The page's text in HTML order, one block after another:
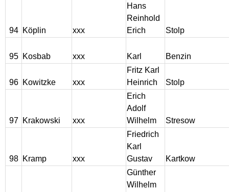
94 Köplin xxx
Hans
Reinhold
Erich
Stolp
95 Kosbab xxx Karl Benzin
96 Kowitzke xxx
Fritz Karl
Heinrich
Stolp
97 Krakowski xxx
Erich
Adolf
Wilhelm
Stresow
98 Kramp xxx
Friedrich
Karl
Gustav
Kartkow
Günther
Wilhelm